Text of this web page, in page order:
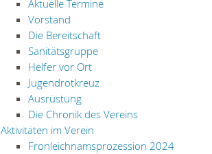
Aktuelle Termine
Vorstand
Die Bereitschaft
Sanitätsgruppe
Helfer vor Ort
Jugendrotkreuz
Ausrüstung
Die Chronik des Vereins
Aktivitäten im Verein
Fronleichnamsprozession 2024